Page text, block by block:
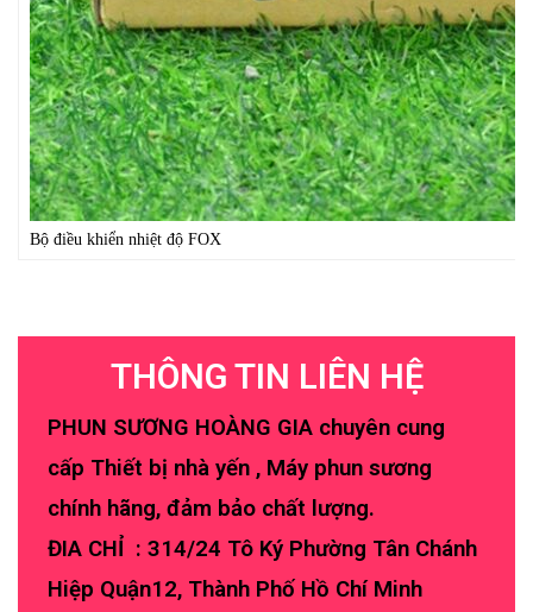
Bộ điều khiển nhiệt độ FOX
THÔNG TIN LIÊN HỆ
PHUN SƯƠNG HOÀNG GIA chuyên cung
cấp Thiết bị nhà yến , Máy phun sương
chính hãng, đảm bảo chất lượng.
ĐIA CHỈ : 314/24 Tô Ký Phường Tân Chánh
Hiệp Quận12, Thành Phố Hồ Chí Minh